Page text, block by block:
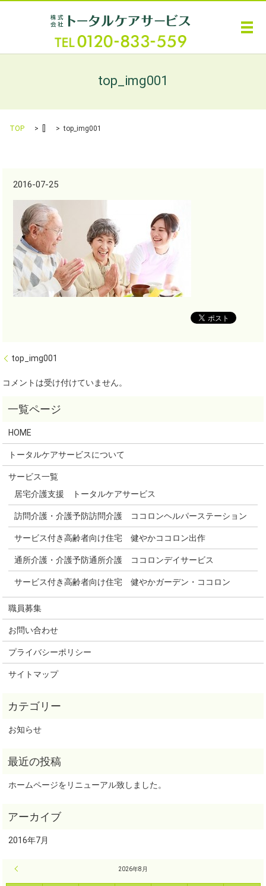
メ
top_img001
TOP top_img001
2016-07-25
top_img001
コメントは受け付けていません。
HOME
トータルケアサービスについて
サービス一覧
居宅介護支援 トータルケアサービス
訪問介護・介護予防訪問介護 ココロンヘルパーステーション
サービス付き高齢者向け住宅 健やかココロン出作
通所介護・介護予防通所介護 ココロンデイサービス
サービス付き高齢者向け住宅 健やかガーデン・ココロン
職員募集
お問い合わせ
プライバシーポリシー
サイトマップ
お知らせ
ホームページをリニューアル致しました。
2016年7月
2026年8月